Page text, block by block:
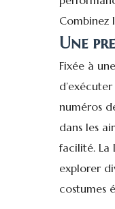
Combinez
Une
Fixée à
numéros
dans les
facilité. La
explorer
costumes